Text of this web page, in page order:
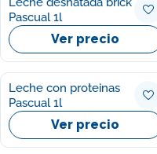
Pascual 1l
Ver precio
Leche con proteinas
Pascual 1l
Ver precio